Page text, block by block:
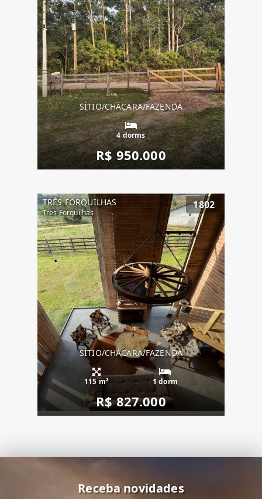
SÍTIO/CHÁCARA/FAZENDA
4 dorms
R$ 950.000
TRÊS FORQUILHAS
Tres Forquilhas
1802
SÍTIO/CHÁCARA/FAZENDA
115 m² 1 dorm
R$ 827.000
Receba novidades